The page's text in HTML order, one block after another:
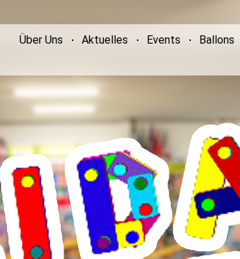
Über Uns Aktuelles Events Ballons